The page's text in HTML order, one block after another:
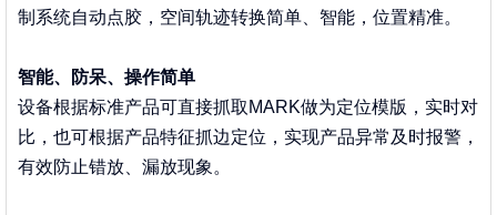
制系统自动点胶，空间轨迹转换简单、智能，位置精准。
智能、防呆、操作简单
设备根据标准产品可直接抓取MARK做为定位模版，实时对
比，也可根据产品特征抓边定位，实现产品异常及时报警，
有效防止错放、漏放现象。